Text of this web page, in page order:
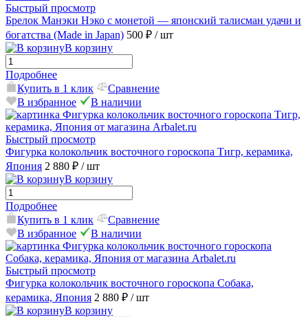
Быстрый просмотр
Брелок Манэки Нэко с монетой — японский талисман удачи и
богатства (Made in Japan) 500 ₽ / шт
В корзину
Подробнее
Купить в 1 клик
Сравнение
В избранное
В наличии
Быстрый просмотр
Фигурка колокольчик восточного гороскопа Тигр, керамика,
Япония 2 880 ₽ / шт
В корзину
Подробнее
Купить в 1 клик
Сравнение
В избранное
В наличии
Быстрый просмотр
Фигурка колокольчик восточного гороскопа Собака,
керамика, Япония 2 880 ₽ / шт
В корзину